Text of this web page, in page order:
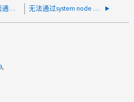
无法从命令行界面通过FTP上传ONTAP 映像 无法通过system node AutoSupport invoke－core-Upload命令上传核心文件